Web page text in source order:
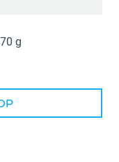
contenuti ed
nostro sito con i
dei dati web,
combinarle
g